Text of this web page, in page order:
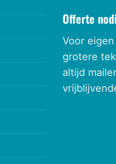
Offerte
Voor
grotere
altijd